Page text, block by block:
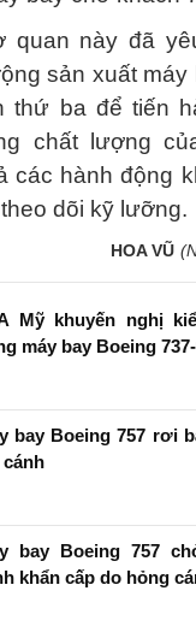
quan này đã
sản xuất máy
thứ ba để tiến
chất lượng
các hành động
dõi kỹ lưỡng.
HOA VŨ
Mỹ khuyến nghị
máy bay Boeing
bay Boeing 757 rơi
cánh
bay Boeing 757
khẩn cấp do hỏng